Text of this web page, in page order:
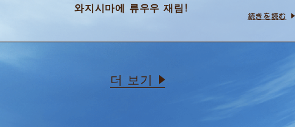
와지시마에 류우우 재림!
続きを読む
더 보기